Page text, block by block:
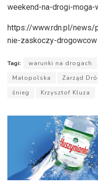
weekend-na-drogi-
https://www.rdn.pl/
nie-zaskoczy-drogowcow
Tagi: warunki na drogach
Małopolska
Zarząd
śnieg
Krzysztof Kluza